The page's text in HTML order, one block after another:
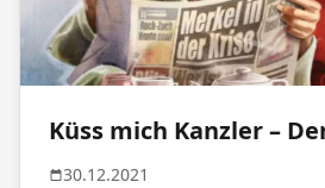
Küss mich Kanzler –
30.12.2021